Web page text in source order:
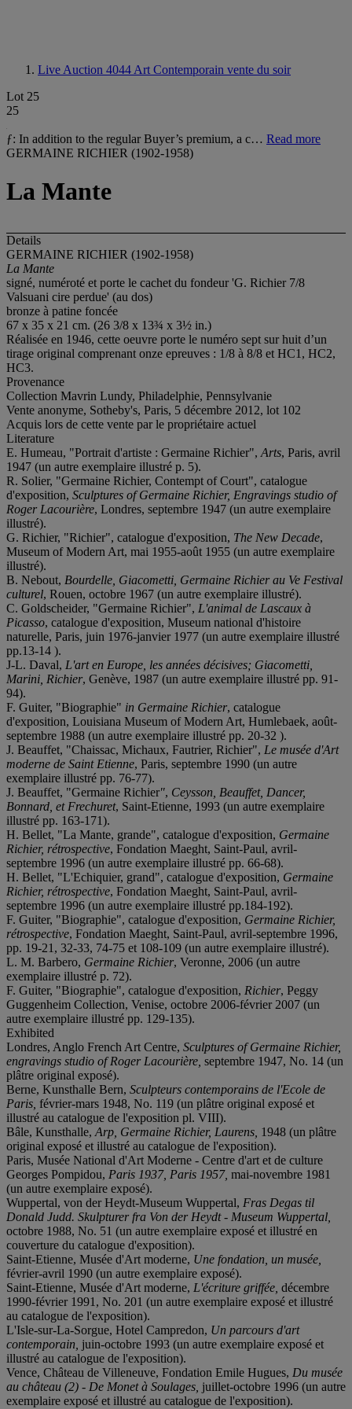
Live Auction 4044 Art Contemporain vente du soir
Lot 25
25
ƒ: In addition to the regular Buyer’s premium, a c… Read more
GERMAINE RICHIER (1902-1958)
La Mante
Details
GERMAINE RICHIER (1902-1958)
La Mante
signé, numéroté et porte le cachet du fondeur 'G. Richier 7/8
Valsuani cire perdue' (au dos)
bronze à patine foncée
67 x 35 x 21 cm. (26 3/8 x 13¾ x 3½ in.)
Réalisée en 1946, cette oeuvre porte le numéro sept sur huit d’un
tirage original comprenant onze epreuves : 1/8 à 8/8 et HC1, HC2,
HC3.
Provenance
Collection Mavrin Lundy, Philadelphie, Pennsylvanie
Vente anonyme, Sotheby's, Paris, 5 décembre 2012, lot 102
Acquis lors de cette vente par le propriétaire actuel
Literature
E. Humeau, "Portrait d'artiste : Germaine Richier", Arts, Paris, avril
1947 (un autre exemplaire illustré p. 5).
R. Solier, "Germaine Richier, Contempt of Court", catalogue
d'exposition, Sculptures of Germaine Richier, Engravings studio of
Roger Lacourière, Londres, septembre 1947 (un autre exemplaire
illustré).
G. Richier, "Richier", catalogue d'exposition, The New Decade,
Museum of Modern Art, mai 1955-août 1955 (un autre exemplaire
illustré).
B. Nebout, Bourdelle, Giacometti, Germaine Richier au Ve Festival
culturel, Rouen, octobre 1967 (un autre exemplaire illustré).
C. Goldscheider, "Germaine Richier", L'animal de Lascaux à
Picasso, catalogue d'exposition, Museum national d'histoire
naturelle, Paris, juin 1976-janvier 1977 (un autre exemplaire illustré
pp.13-14 ).
J-L. Daval, L'art en Europe, les années décisives; Giacometti,
Marini, Richier, Genève, 1987 (un autre exemplaire illustré pp. 91-
94).
F. Guiter, "Biographie" in Germaine Richier, catalogue
d'exposition, Louisiana Museum of Modern Art, Humlebaek, août-
septembre 1988 (un autre exemplaire illustré pp. 20-32 ).
J. Beauffet, "Chaissac, Michaux, Fautrier, Richier", Le musée d'Art
moderne de Saint Etienne, Paris, septembre 1990 (un autre
exemplaire illustré pp. 76-77).
J. Beauffet, "Germaine Richier", Ceysson, Beauffet, Dancer,
Bonnard, et Frechuret, Saint-Etienne, 1993 (un autre exemplaire
illustré pp. 163-171).
H. Bellet, "La Mante, grande", catalogue d'exposition, Germaine
Richier, rétrospective, Fondation Maeght, Saint-Paul, avril-
septembre 1996 (un autre exemplaire illustré pp. 66-68).
H. Bellet, "L'Echiquier, grand", catalogue d'exposition, Germaine
Richier, rétrospective, Fondation Maeght, Saint-Paul, avril-
septembre 1996 (un autre exemplaire illustré pp.184-192).
F. Guiter, "Biographie", catalogue d'exposition, Germaine Richier,
rétrospective, Fondation Maeght, Saint-Paul, avril-septembre 1996,
pp. 19-21, 32-33, 74-75 et 108-109 (un autre exemplaire illustré).
L. M. Barbero, Germaine Richier, Veronne, 2006 (un autre
exemplaire illustré p. 72).
F. Guiter, "Biographie", catalogue d'exposition, Richier, Peggy
Guggenheim Collection, Venise, octobre 2006-février 2007 (un
autre exemplaire illustré pp. 129-135).
Exhibited
Londres, Anglo French Art Centre, Sculptures of Germaine Richier,
engravings studio of Roger Lacourière, septembre 1947, No. 14 (un
plâtre original exposé).
Berne, Kunsthalle Bern, Sculpteurs contemporains de l'Ecole de
Paris, février-mars 1948, No. 119 (un plâtre original exposé et
illustré au catalogue de l'exposition pl. VIII).
Bâle, Kunsthalle, Arp, Germaine Richier, Laurens, 1948 (un plâtre
original exposé et illustré au catalogue de l'exposition).
Paris, Musée National d'Art Moderne - Centre d'art et de culture
Georges Pompidou, Paris 1937, Paris 1957, mai-novembre 1981
(un autre exemplaire exposé).
Wuppertal, von der Heydt-Museum Wuppertal, Fras Degas til
Donald Judd. Skulpturer fra Von der Heydt - Museum Wuppertal,
octobre 1988, No. 51 (un autre exemplaire exposé et illustré en
couverture du catalogue d'exposition).
Saint-Etienne, Musée d'Art moderne, Une fondation, un musée,
février-avril 1990 (un autre exemplaire exposé).
Saint-Etienne, Musée d'Art moderne, L'écriture griffée, décembre
1990-février 1991, No. 201 (un autre exemplaire exposé et illustré
au catalogue de l'exposition).
L'Isle-sur-La-Sorgue, Hotel Campredon, Un parcours d'art
contemporain, juin-octobre 1993 (un autre exemplaire exposé et
illustré au catalogue de l'exposition).
Vence, Château de Villeneuve, Fondation Emile Hugues, Du musée
au château (2) - De Monet à Soulages, juillet-octobre 1996 (un autre
exemplaire exposé et illustré au catalogue de l'exposition).